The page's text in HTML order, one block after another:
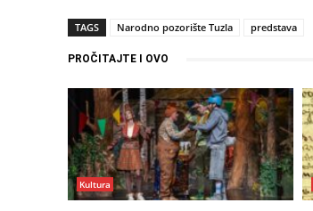
TAGS Narodno pozorište Tuzla predstava
PROČITAJTE I OVO
Kultura